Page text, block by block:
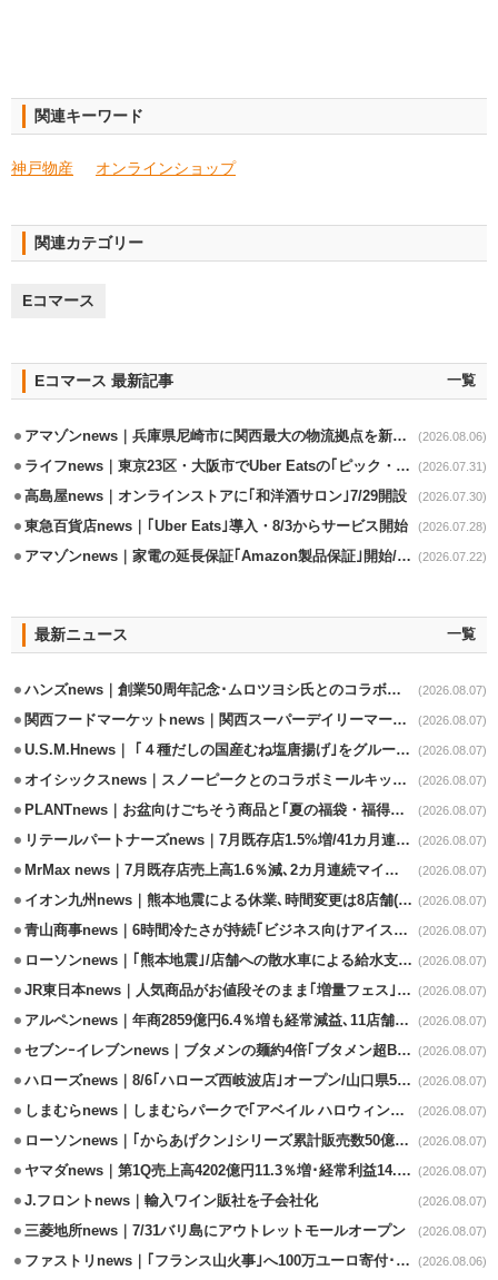
関連キーワード
神戸物産 オンラインショップ
関連カテゴリー
Eコマース
Eコマース 最新記事 一覧
アマゾンnews｜兵庫県尼崎市に関西最大の物流拠点を新設・市内2拠点目 (2026.08.06)
ライフnews｜東京23区・大阪市でUber Eatsの｢ピック・パック・ペイ｣導入 (2026.07.31)
高島屋news｜オンラインストアに｢和洋酒サロン｣7/29開設 (2026.07.30)
東急百貨店news｜｢Uber Eats｣導入・8/3からサービス開始 (2026.07.28)
アマゾンnews｜家電の延長保証｢Amazon製品保証｣開始/購入～修理Web完結 (2026.07.22)
最新ニュース 一覧
ハンズnews｜創業50周年記念･ムロツヨシ氏とのコラボ企画｢ムロハンズ｣開催 (2026.08.07)
関西フードマーケットnews｜関西スーパーデイリーマート蒲生店8/7改装 (2026.08.07)
U.S.M.Hnews｜ ｢４種だしの国産むね塩唐揚げ｣をグループ610店で共同販促 (2026.08.07)
オイシックスnews｜スノーピークとのコラボミールキット8/13発売 (2026.08.07)
PLANTnews｜お盆向けごちそう商品と｢夏の福袋・福得カート｣8/8から開催 (2026.08.07)
リテールパートナーズnews｜7月既存店1.5%増/41カ月連続増 (2026.08.07)
MrMax news｜7月既存店売上高1.6％減､2カ月連続マイナス (2026.08.07)
イオン九州news｜熊本地震による休業､時間変更は8店舗(8/7時点) (2026.08.07)
青山商事news｜6時間冷たさが持続｢ビジネス向けアイスベスト｣発売 (2026.08.07)
ローソンnews｜｢熊本地震｣/店舗への散水車による給水支援を開始 (2026.08.07)
JR東日本news｜人気商品がお値段そのまま｢増量フェス｣8/18から開催 (2026.08.07)
アルペンnews｜年商2859億円6.4％増も経常減益､11店舗出店、4店閉鎖 (2026.08.07)
セブンｰイレブンnews｜ブタメンの麺約4倍｢ブタメン超BIG｣8/11から限定発売 (2026.08.07)
ハローズnews｜8/6｢ハローズ西岐波店｣オープン/山口県5店舗目 (2026.08.07)
しまむらnews｜しまむらパークで｢アベイル ハロウィンじゅんびフェア｣開催 (2026.08.07)
ローソンnews｜｢からあげクン｣シリーズ累計販売数50億食突破 (2026.08.07)
ヤマダnews｜第1Q売上高4202億円11.3％増･経常利益14.5％増 (2026.08.07)
J.フロントnews｜輸入ワイン販社を子会社化 (2026.08.07)
三菱地所news｜7/31バリ島にアウトレットモールオープン (2026.08.07)
ファストリnews｜｢フランス山火事｣へ100万ユーロ寄付･衣料5万点も提供 (2026.08.06)